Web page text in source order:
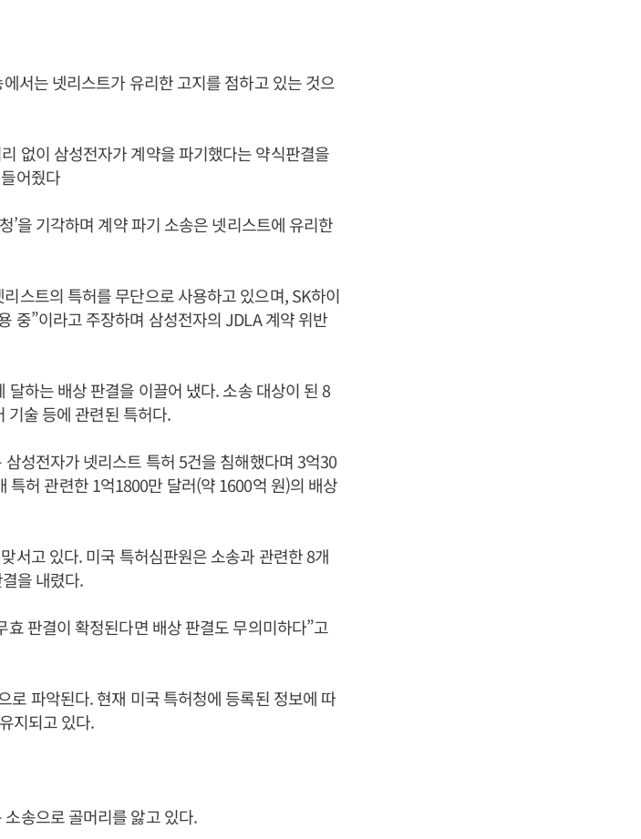
서는 넷리스트가 유리한 고지를 점하고 있는 것으
없이 삼성전자가 계약을 파기했다는 약식판결을
어줬다
’을 기각하며 계약 파기 소송은 넷리스트에 유리한
스트의 특허를 무단으로 사용하고 있으며, SK하이
중”이라고 주장하며 삼성전자의 JDLA 계약 위반
하는 배상 판결을 이끌어 냈다. 소송 대상이 된 8
기술 등에 관련된 특허다.
성전자가 넷리스트 특허 5건을 침해했다며 3억30
특허 관련한 1억1800만 달러(약 1600억 원)의 배상
서고 있다. 미국 특허심판원은 소송과 관련한 8개
을 내렸다.
판결이 확정된다면 배상 판결도 무의미하다”고
로 파악된다. 현재 미국 특허청에 등록된 정보에 따
지되고 있다.
송으로 골머리를 앓고 있다.